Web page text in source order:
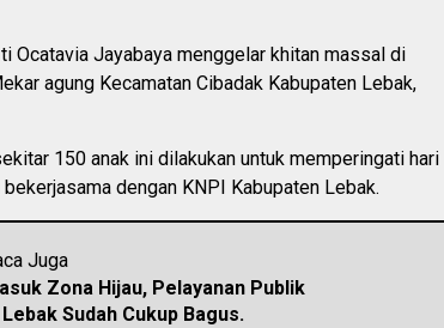
Ocatavia Jayabaya menggelar khitan massal di
agung Kecamatan Cibadak Kabupaten Lebak,
150 anak ini dilakukan untuk memperingati hari
dengan KNPI Kabupaten Lebak.
Juga
Zona Hijau, Pelayanan Publik
Sudah Cukup Bagus.